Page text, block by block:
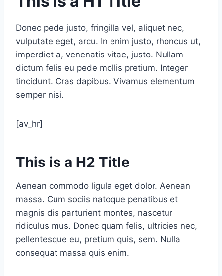
Donec pede justo, fringilla vel, aliquet nec,
vulputate eget, arcu. In enim justo, rhoncus ut,
imperdiet a, venenatis vitae, justo. Nullam
dictum felis eu pede mollis pretium. Integer
tincidunt. Cras dapibus. Vivamus elementum
semper nisi.
[av_hr]
This is a H2 Title
Aenean commodo ligula eget dolor. Aenean
massa. Cum sociis natoque penatibus et
magnis dis parturient montes, nascetur
ridiculus mus. Donec quam felis, ultricies nec,
pellentesque eu, pretium quis, sem. Nulla
consequat massa quis enim.